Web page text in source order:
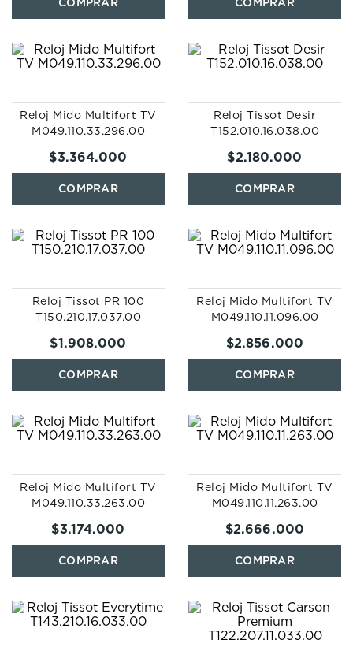
Reloj Mido Multifort TV
M049.110.33.296.00
$3.364.000
Reloj Tissot Desir
T152.010.16.038.00
$2.180.000
Reloj Tissot PR 100
T150.210.17.037.00
$1.908.000
Reloj Mido Multifort TV
M049.110.11.096.00
$2.856.000
Reloj Mido Multifort TV
M049.110.33.263.00
$3.174.000
Reloj Mido Multifort TV
M049.110.11.263.00
$2.666.000